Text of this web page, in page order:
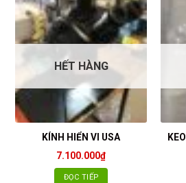
HẾT HÀNG
KÍNH HIỂN VI USA
7.100.000₫
ĐỌC TIẾP